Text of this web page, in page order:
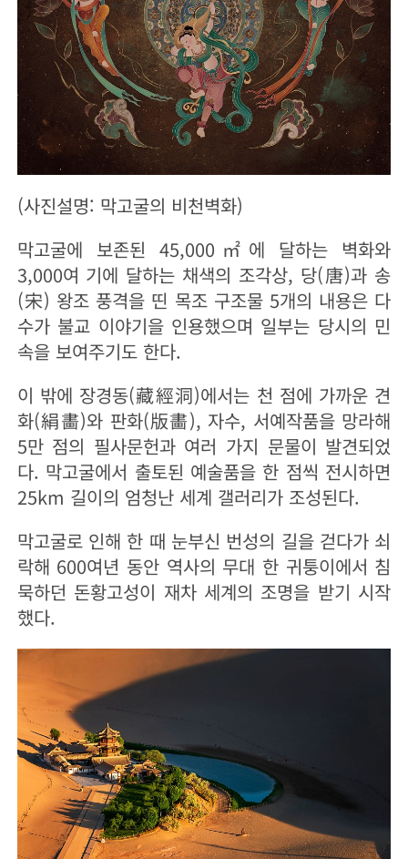
(사진설명: 막고굴의 비천벽화)
막고굴에 보존된 45,000㎡에 달하는 벽화와
3,000여 기에 달하는 채색의 조각상, 당(唐)과 송
(宋) 왕조 풍격을 띤 목조 구조물 5개의 내용은 다
수가 불교 이야기을 인용했으며 일부는 당시의 민
속을 보여주기도 한다.
이 밖에 장경동(藏經洞)에서는 천 점에 가까운 견
화(絹畵)와 판화(版畵), 자수, 서예작품을 망라해
5만 점의 필사문헌과 여러 가지 문물이 발견되었
다. 막고굴에서 출토된 예술품을 한 점씩 전시하면
25km 길이의 엄청난 세계 갤러리가 조성된다.
막고굴로 인해 한 때 눈부신 번성의 길을 걷다가 쇠
락해 600여년 동안 역사의 무대 한 귀퉁이에서 침
묵하던 돈황고성이 재차 세계의 조명을 받기 시작
했다.